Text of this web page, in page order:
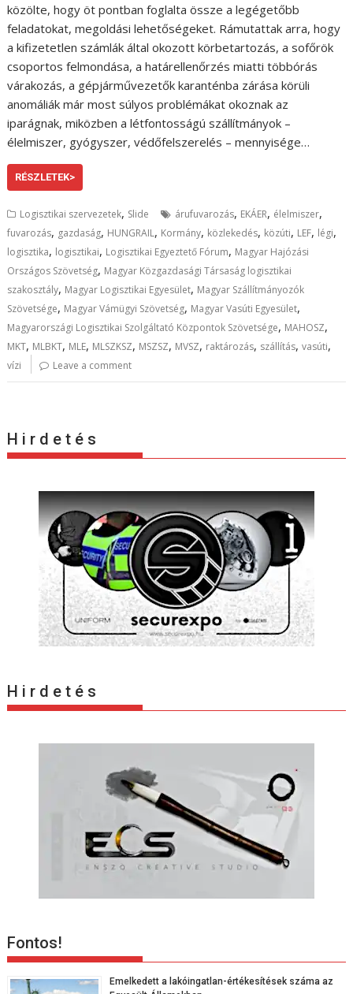
közölte, hogy öt pontban foglalta össze a legégetőbb
feladatokat, megoldási lehetőségeket. Rámutattak arra, hogy
a kifizetetlen számlák által okozott körbetartozás, a sofőrök
csoportos felmondása, a határellenőrzés miatti többórás
várakozás, a gépjárművezetők karanténba zárása körüli
anomáliák már most súlyos problémákat okoznak az
iparágnak, miközben a létfontosságú szállítmányok –
élelmiszer, gyógyszer, védőfelszerelés – mennyisége…
RÉSZLETEK>
Logisztikai szervezetek, Slide árufuvarozás, EKÁER, élelmiszer,
fuvarozás, gazdaság, HUNGRAIL, Kormány, közlekedés, közúti, LEF, légi,
logisztika, logisztikai, Logisztikai Egyeztető Fórum, Magyar Hajózási
Országos Szövetség, Magyar Közgazdasági Társaság logisztikai
szakosztály, Magyar Logisztikai Egyesület, Magyar Szállítmányozók
Szövetsége, Magyar Vámügyi Szövetség, Magyar Vasúti Egyesület,
Magyarországi Logisztikai Szolgáltató Központok Szövetsége, MAHOSZ,
MKT, MLBKT, MLE, MLSZKSZ, MSZSZ, MVSZ, raktározás, szállítás,vasúti,
vízi Leave a comment
H i r d e t é s
H i r d e t é s
Fontos!
Emelkedett a lakóingatlan-értékesítések száma az